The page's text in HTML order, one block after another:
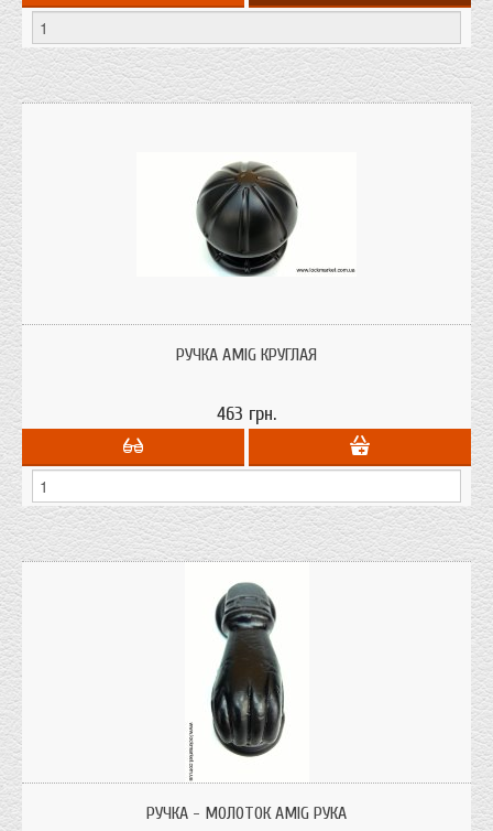
РУЧКА AMIG КРУГЛАЯ
463 грн.
РУЧКА - МОЛОТОК AMIG РУКА